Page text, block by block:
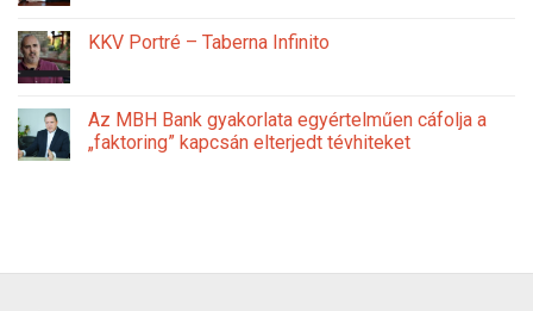
KKV Portré – Taberna Infinito
Az MBH Bank gyakorlata egyértelműen cáfolja a
„faktoring” kapcsán elterjedt tévhiteket